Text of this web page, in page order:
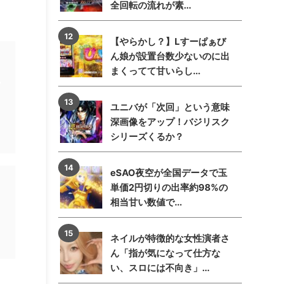
全回転の流れが素...
【やらかし？】Lすーぱぁび
ん娘が設置台数少ないのに出
まくってて甘いらし...
ユニバが「次回」という意味
深画像をアップ！バジリスク
シリーズくるか？
eSAO夜空が全国データで玉
単価2円切りの出率約98%の
相当甘い数値で...
ネイルが特徴的な女性演者さ
ん「指が気になって仕方な
い、スロには不向き」...